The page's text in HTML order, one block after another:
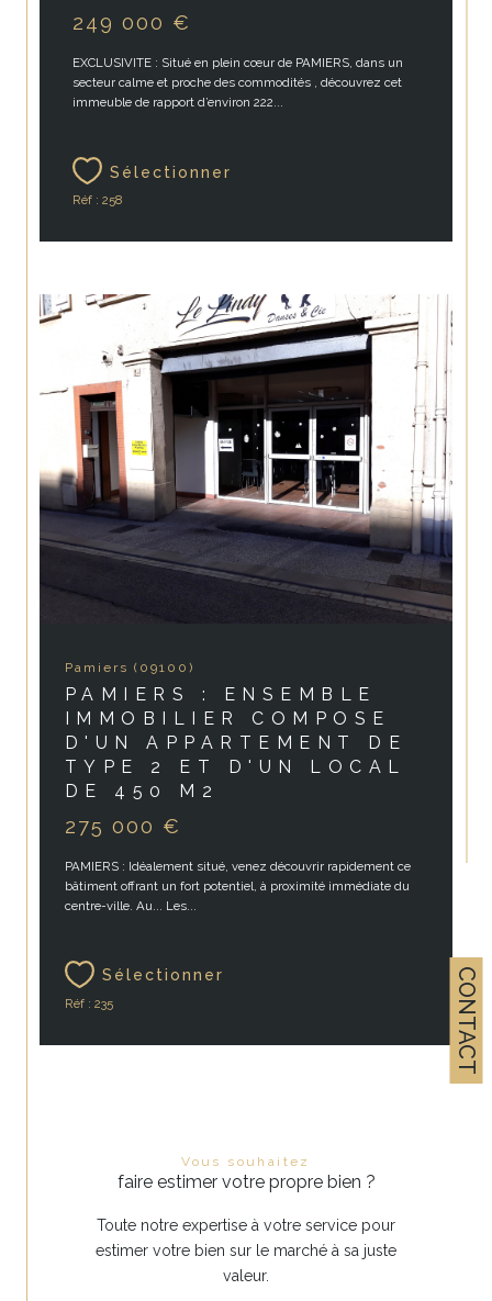
CONTACT
249 000 €
EXCLUSIVITE : Situé en plein cœur de PAMIERS, dans un
secteur calme et proche des commodités , découvrez cet
immeuble de rapport d’environ 222...
Sélectionner
Réf : 258
Pamiers (09100)
PAMIERS : ENSEMBLE
IMMOBILIER COMPOSE
D'UN APPARTEMENT DE
TYPE 2 ET D'UN LOCAL
DE 450 M2
275 000 €
PAMIERS : Idéalement situé, venez découvrir rapidement ce
bâtiment offrant un fort potentiel, à proximité immédiate du
centre-ville. Au... Les...
Sélectionner
Réf : 235
Vous souhaitez
faire estimer votre propre bien ?
Toute notre expertise à votre service pour
estimer votre bien sur le marché à sa juste
valeur.